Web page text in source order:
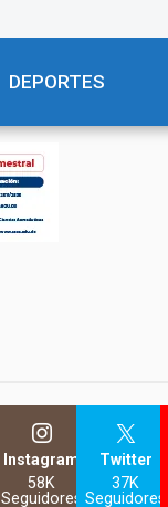
DEPORTES
Instagram
58K
Seguidores
Twitter
37K
Seguidores